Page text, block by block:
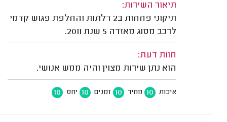
תיאור השירות:
תיקוני פחחות ב2 דלתות והחלפת פגוש קדמי
לרכב מסוג מאזדה 5 שנת 2011.
חוות דעת:
הוא נתן שירות מצוין והיה ממש אנושי.
איכות 10 מחיר 10 זמנים 10 יחס 10